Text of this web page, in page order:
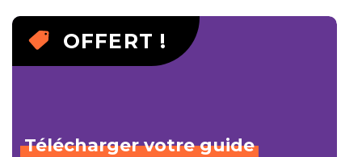
OFFERT !
Télécharger votre guide